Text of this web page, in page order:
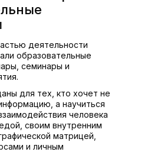
деятельности
образовательные
семинары и
для тех, кто хочет не
а научиться
человека
своим внутренним
матрицей,
и личным